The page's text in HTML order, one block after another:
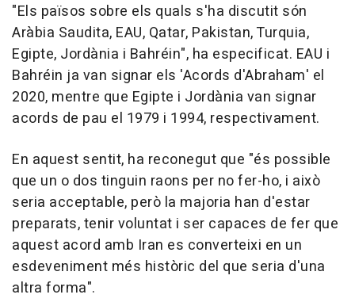
"Els països sobre els quals s'ha discutit són
Aràbia Saudita, EAU, Qatar, Pakistan, Turquia,
Egipte, Jordània i Bahréin", ha especificat. EAU i
Bahréin ja van signar els 'Acords d'Abraham' el
2020, mentre que Egipte i Jordània van signar
acords de pau el 1979 i 1994, respectivament.
En aquest sentit, ha reconegut que "és possible
que un o dos tinguin raons per no fer-ho, i això
seria acceptable, però la majoria han d'estar
preparats, tenir voluntat i ser capaces de fer que
aquest acord amb Iran es converteixi en un
esdeveniment més històric del que seria d'una
altra forma".